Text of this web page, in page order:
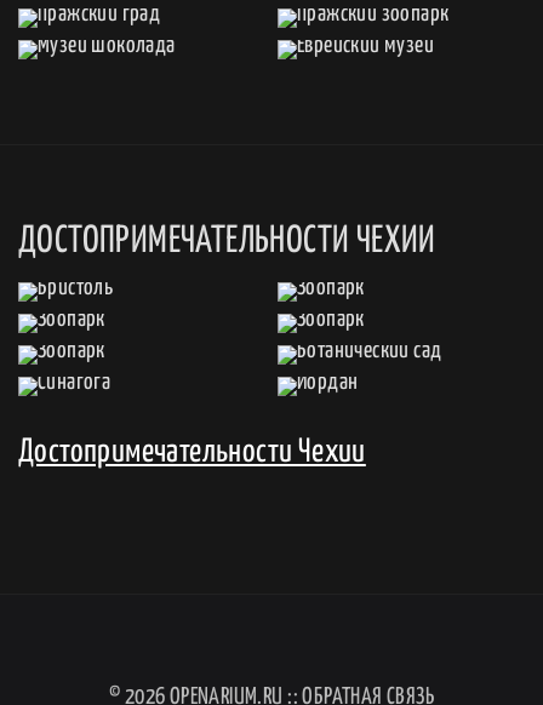
ДОСТОПРИМЕЧАТЕЛЬНОСТИ ЧЕХИИ
Достопримечательности Чехии
© 2026 OPENARIUM.RU ::ОБРАТНАЯ СВЯЗЬ